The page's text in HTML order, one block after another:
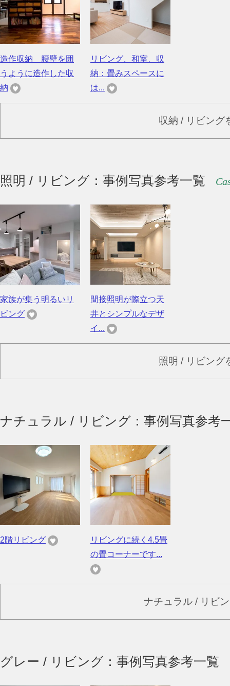
造作収納 腰壁を囲
うように造作した収
納
リビング、和室、収
納：畳みスペースに
は...
収納 / リビング
照明 / リビング：事例写真参考一覧
家族が集う明るいリ
ビング
間接照明が際立つ天
井とシンプルなデザ
イ...
照明 / リビング
ナチュラル / リビング：事例写真参考
2階リビング
リビングに続く4.5畳
の畳コーナーです...
ナチュラル / リビ
グレー / リビング：事例写真参考一覧